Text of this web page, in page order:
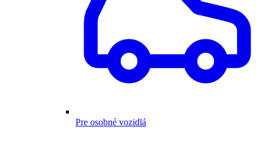
Pre osobné vozidlá